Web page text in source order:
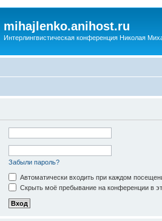
mihajlenko.anihost.ru
Интерлингвистическая конференция Николая
Забыли пароль?
Автоматически входить при каждом
Скрыть моё пребывание на конференции в